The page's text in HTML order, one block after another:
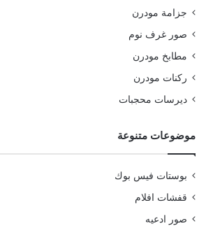
جزامة مودرن
صور غرف نوم
مطابخ مودرن
ركنات مودرن
ديرسات محجبات
موضوعات متنوعة
بوستات فيس بوك
قفشات افلام
صور ادعيه